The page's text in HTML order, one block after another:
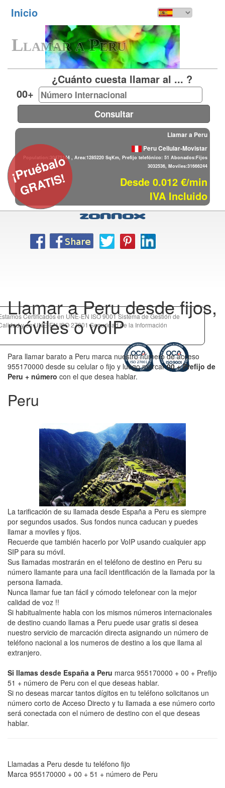
Inicio
Llamar a Peru
¡Pruébalo
GRATIS!
¿Cuánto cuesta llamar al ... ?
00+
Llamar a Peru
Peru Cellular-Movistar
Population:30475144 , Area:1285220 SqKm, Prefijo telefónico: 51 Abonados:Fijos
3032536, Moviles:31666244
Desde 0.012 €/min
IVA Incluido
Zonnox
Certificados en UNE-EN ISO 9001 Sistema de Gestión de
y en UNE-EN ISO 27001 Seguridad de la Información
Llamar a Peru desde fijos,
móviles o voIP
Para llamar barato a Peru marca nuestro número de acceso
955170000 desde su celular o fijo y luego marcar00 + Prefijo de
Peru + número con el que desea hablar.
Peru
La tarificación de su llamada desde España a Peru es siempre
por segundos usados. Sus fondos nunca caducan y puedes
llamar a moviles y fijos.
Recuerde que también hacerlo por VoIP usando cualquier app
SIP para su móvil.
Sus llamadas mostrarán en el teléfono de destino en Peru su
número llamante para una facíl identificación de la llamada por la
persona llamada.
Nunca llamar fue tan fácil y cómodo telefonear con la mejor
calidad de voz !!
Si habitualmente habla con los mismos números internacionales
de destino cuando llamas a Peru puede usar gratis si desea
nuestro servicio de marcación directa asignando un número de
teléfono nacional a los numeros de destino a los que llama al
extranjero.
Si llamas desde España a Peru marca 955170000 + 00 + Prefijo
51 + número de Peru con el que deseas hablar.
Si no deseas marcar tantos dígitos en tu teléfono solicitanos un
número corto de Acceso Directo y tu llamada a ese número corto
será conectada con el número de destino con el que deseas
hablar.
Llamadas a Peru desde tu teléfono fijo
Marca 955170000 + 00 + 51 + número de Peru